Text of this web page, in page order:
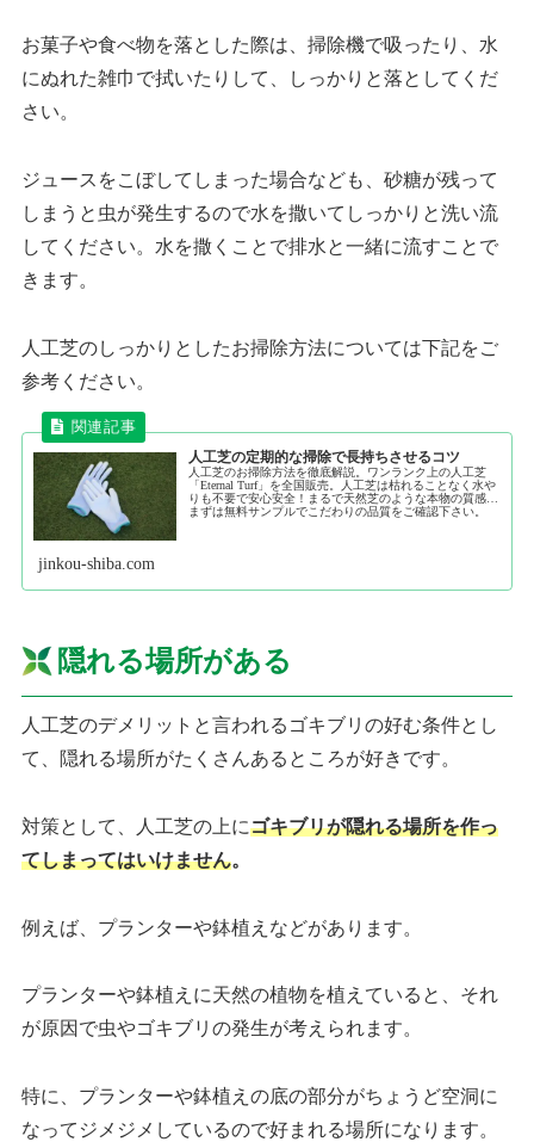
お菓子や食べ物を落とした際は、掃除機で吸ったり、水
にぬれた雑巾で拭いたりして、しっかりと落としてくだ
さい。
ジュースをこぼしてしまった場合なども、砂糖が残って
しまうと虫が発生するので水を撒いてしっかりと洗い流
してください。水を撒くことで排水と一緒に流すことで
きます。
人工芝のしっかりとしたお掃除方法については下記をご
参考ください。
人工芝の定期的な掃除で長持ちさせるコツ
人工芝のお掃除方法を徹底解説。ワンランク上の人工芝
「Eternal Turf」を全国販売。人工芝は枯れることなく水や
りも不要で安心安全！まるで天然芝のような本物の質感。
まずは無料サンプルでこだわりの品質をご確認下さい。
jinkou-shiba.com
隠れる場所がある
人工芝のデメリットと言われるゴキブリの好む条件とし
て、隠れる場所がたくさんあるところが好きです。
対策として、人工芝の上にゴキブリが隠れる場所を作っ
てしまってはいけません。
例えば、プランターや鉢植えなどがあります。
プランターや鉢植えに天然の植物を植えていると、それ
が原因で虫やゴキブリの発生が考えられます。
特に、プランターや鉢植えの底の部分がちょうど空洞に
なってジメジメしているので好まれる場所になります。